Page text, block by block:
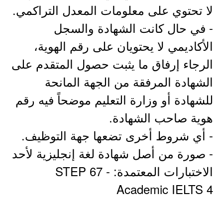
لا تحتوي على معلومات المعدل التراكمي.
- في حال كانت الشهادة والسجل
الأكاديمي لا يحتويان على رقم الهوية،
الرجاء إرفاق ما يثبت حصول المتقدم على
الشهادة المرفقة من الجهة المانحة
للشهادة أو وزارة التعليم موضحاً فيه رقم
هوية صاحب الشهادة.
- أي شروط أخرى تضعها جهة التوظيف.
- صورة من أصل شهادة لغة إنجليزية لأحد
الاختبارات المعتمدة: STEP 67 -
Academic IELTS 4